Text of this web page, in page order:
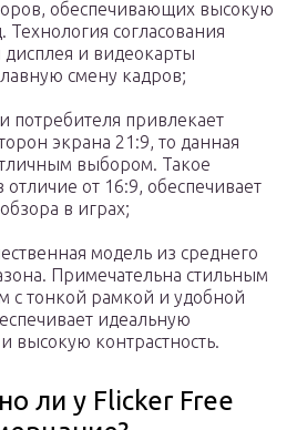
обеспечивающих высокую
Технология согласования
дисплея и видеокарты
смену кадров;
потребителя привлекает
экрана 21:9, то данная
выбором. Такое
от 16:9, обеспечивает
в играх;
модель из среднего
Примечательна стильным
с тонкой рамкой и удобной
идеальную
высокую контрастность.
ли у Flicker Free